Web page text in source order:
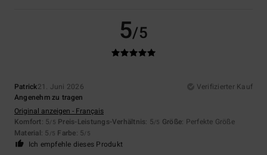
5/5
Patrick21. Juni 2026
Verifizierter Kauf
Angenehm zu tragen
Original anzeigen - Français
Komfort: 5/5 Preis-Leistungs-Verhältnis: 5/5 Größe: Perfekte Größe
Material: 5 /5 Farbe: 5/5
Ich empfehle dieses Produkt